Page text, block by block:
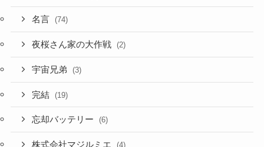
名言 (74)
夜桜さん家の大作戦 (2)
宇宙兄弟 (3)
完結 (19)
忘却バッテリー (6)
株式会社マジルミエ (4)